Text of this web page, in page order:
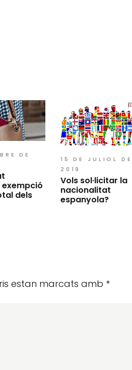
DE
dels
15 DE JULIOL DE
2019
Vols sol·licitar la
nacionalitat
espanyola?
estan marcats amb *